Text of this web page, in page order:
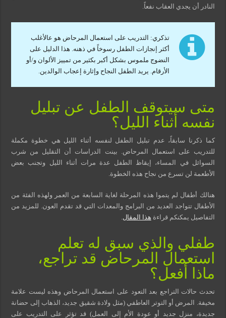
النادر أن يجدي العقاب نفعاً.
تذكري: التدريب على استعمال المرحاض هو عالأغلب
أكثر إنجازات الطفل رسوخاً في ذهنه. هذا الدليل على
النضوج ملموس بشكل أكبر بكثير من تمييز الألوان و/أو
الأرقام. يريد الطفل النجاح وإثارة إعجاب الوالدين.
متى سيتوقف الطفل عن تبليل
نفسه أثناء الليل؟
كما ذكرنا سابقاً، عدم تبليل الطفل لنفسه أثناء الليل هي خطوة مكملة
للتدريب على استعمال المرحاض. بينت الدراسات أن التقليل من شرب
السوائل في المساء، إيقاظ الطفل عدة مرات أثناء الليل وتجنب بعض
الأطعمة لن تسرع من نجاح هذه الخطوة.
هنالك أطفال لم يتموا هذه المرحلة لغاية السابعة من العمر ولهذه الفئة من
الأطفال تتواجد العديد من البرامج والمعدات التي قد تقدم العون. للمزيد من
التفاصيل يمكنكم قراءة هذا المقال
طفلي والذي سبق له تعلم
استعمال المرحاض قد تراجع،
ماذا أفعل؟
تحدث حالات التراجع بعد التعود على استعمال المرحاض وهذه ليست علامة
مخيفة. المرض أو التوتر العاطفي (مثل ولادة شقيق جديد، الذهاب إلى حضانة
جديدة، منزل جديد أو عودة الأم إلى العمل) قد تؤثر على التدريب على